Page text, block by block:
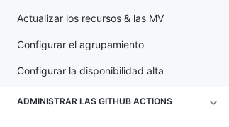
Actualizar los recursos & las MV
Configurar el agrupamiento
Configurar la disponibilidad alta
ADMINISTRAR LAS GITHUB ACTIONS